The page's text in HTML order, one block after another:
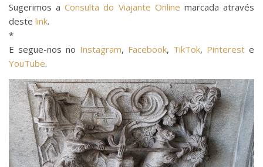
Sugerimos aConsulta do Viajante Online marcada através
deste link.
*
E segue-nos no Instagram, Facebook, TikTok, Pinterest e
YouTube.